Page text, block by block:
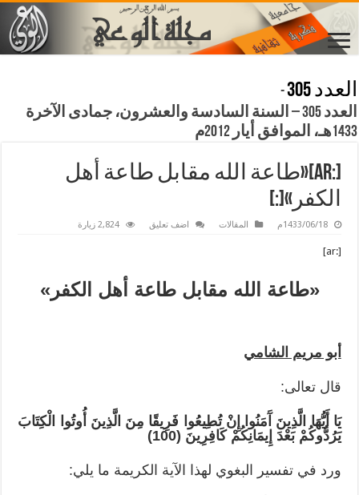
العدد 305
-
العدد 305 – السنة السادسة والعشرون، جمادى الآخرة
1433هـ، الموافق أيار 2012م
[:ar]«طاعة الله مقابل طاعة أهل
الكفر»[:]
1433/06/18م المقالات اضف تعليق 2,824 زيارة
[:ar]
«طاعة الله مقابل طاعة أهل الكفر»
أبو مريم الشامي
قال تعالى:
يَا أَيُّهَا الَّذِينَ آَمَنُوا إِنْ تُطِيعُوا
فَرِيقًا مِنَ الَّذِينَ أُوتُوا الْكِتَابَ
يَرُدُّوكُمْ بَعْدَ إِيمَانِكُمْ كَافِرِينَ (100)
ورد في تفسير البغوي لهذا الآية الكريمة ما يلي: